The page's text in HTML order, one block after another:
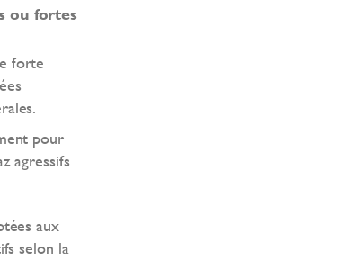
ou fortes
forte
pour
agressifs
aux
selon la